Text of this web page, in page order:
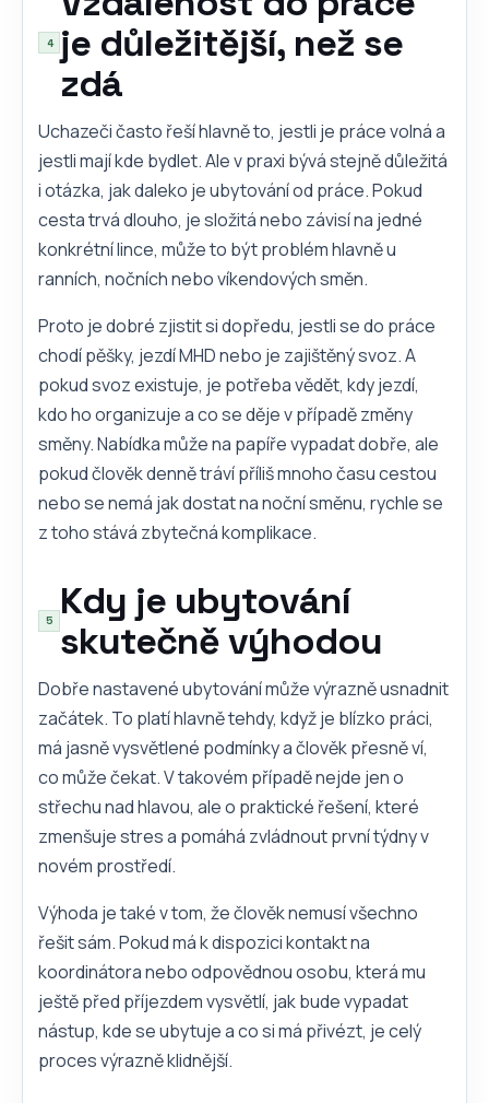
je důležitější, než se
zdá
Uchazeči často řeší hlavně to, jestli je práce volná a
jestli mají kde bydlet. Ale v praxi bývá stejně důležitá
i otázka, jak daleko je ubytování od práce. Pokud
cesta trvá dlouho, je složitá nebo závisí na jedné
konkrétní lince, může to být problém hlavně u
ranních, nočních nebo víkendových směn.
Proto je dobré zjistit si dopředu, jestli se do práce
chodí pěšky, jezdí MHD nebo je zajištěný svoz. A
pokud svoz existuje, je potřeba vědět, kdy jezdí,
kdo ho organizuje a co se děje v případě změny
směny. Nabídka může na papíře vypadat dobře, ale
pokud člověk denně tráví příliš mnoho času cestou
nebo se nemá jak dostat na noční směnu, rychle se
z toho stává zbytečná komplikace.
Kdy je ubytování
skutečně výhodou
Dobře nastavené ubytování může výrazně usnadnit
začátek. To platí hlavně tehdy, když je blízko práci,
má jasně vysvětlené podmínky a člověk přesně ví,
co může čekat. V takovém případě nejde jen o
střechu nad hlavou, ale o praktické řešení, které
zmenšuje stres a pomáhá zvládnout první týdny v
novém prostředí.
Výhoda je také v tom, že člověk nemusí všechno
řešit sám. Pokud má k dispozici kontakt na
koordinátora nebo odpovědnou osobu, která mu
ještě před příjezdem vysvětlí, jak bude vypadat
nástup, kde se ubytuje a co si má přivézt, je celý
proces výrazně klidnější.